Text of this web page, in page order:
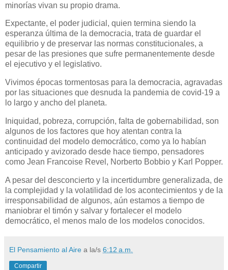
minorías vivan su propio drama.
Expectante, el poder judicial, quien termina siendo la
esperanza última de la democracia, trata de guardar el
equilibrio y de preservar las normas constitucionales, a
pesar de las presiones que sufre permanentemente desde
el ejecutivo y el legislativo.
Vivimos épocas tormentosas para la democracia, agravadas
por las situaciones que desnuda la pandemia de covid-19 a
lo largo y ancho del planeta.
Iniquidad, pobreza, corrupción, falta de gobernabilidad, son
algunos de los factores que hoy atentan contra la
continuidad del modelo democrático, como ya lo habían
anticipado y avizorado desde hace tiempo, pensadores
como Jean Francoise Revel, Norberto Bobbio y Karl Popper.
A pesar del desconcierto y la incertidumbre generalizada, de
la complejidad y la volatilidad de los acontecimientos y de la
irresponsabilidad de algunos, aún estamos a tiempo de
maniobrar el timón y salvar y fortalecer el modelo
democrático, el menos malo de los modelos conocidos.
El Pensamiento al Aire a la/s 6:12 a.m.
Compartir